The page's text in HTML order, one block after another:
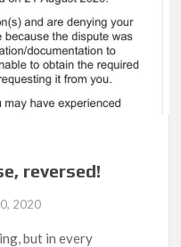
Ko Sa Impyerno
Ako Sa Nakita Ko
reversed!
2020
but in every